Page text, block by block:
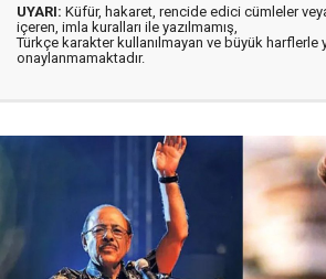
UYARI: Küfür, hakaret, rencide edici cümleler
içeren, imla kuralları ile yazılmamış,
Türkçe karakter kullanılmayan ve büyük harflerle
onaylanmamaktadır.